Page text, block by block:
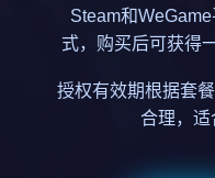
Steam和
式，购买后可获得
授权有效期根据套
合理，适